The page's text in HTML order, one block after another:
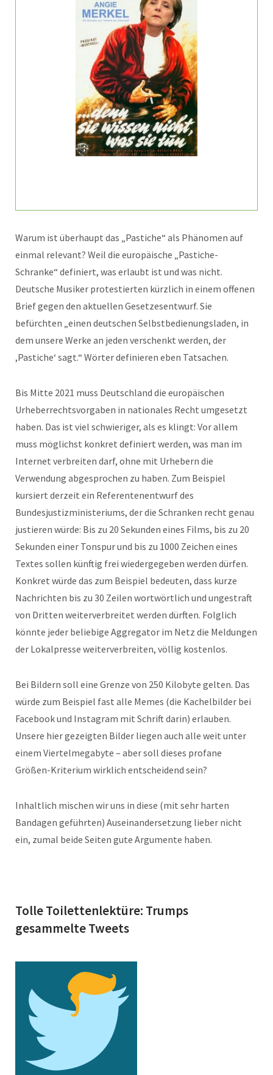
Warum ist überhaupt das „Pastiche“ als Phänomen auf
einmal relevant? Weil die europäische „Pastiche-
Schranke“ definiert, was erlaubt ist und was nicht.
Deutsche Musiker protestierten kürzlich in einem offenen
Brief gegen den aktuellen Gesetzesentwurf. Sie
befürchten „einen deutschen Selbstbedienungsladen, in
dem unsere Werke an jeden verschenkt werden, der
,Pastiche‘ sagt.“ Wörter definieren eben Tatsachen.
Bis Mitte 2021 muss Deutschland die europäischen
Urheberrechtsvorgaben in nationales Recht umgesetzt
haben. Das ist viel schwieriger, als es klingt: Vor allem
muss möglichst konkret definiert werden, was man im
Internet verbreiten darf, ohne mit Urhebern die
Verwendung abgesprochen zu haben. Zum Beispiel
kursiert derzeit ein Referentenentwurf des
Bundesjustizministeriums, der die Schranken recht genau
justieren würde: Bis zu 20 Sekunden eines Films, bis zu 20
Sekunden einer Tonspur und bis zu 1000 Zeichen eines
Textes sollen künftig frei wiedergegeben werden dürfen.
Konkret würde das zum Beispiel bedeuten, dass kurze
Nachrichten bis zu 30 Zeilen wortwörtlich und ungestraft
von Dritten weiterverbreitet werden dürften. Folglich
könnte jeder beliebige Aggregator im Netz die Meldungen
der Lokalpresse weiterverbreiten, völlig kostenlos.
Bei Bildern soll eine Grenze von 250 Kilobyte gelten. Das
würde zum Beispiel fast alle Memes (die Kachelbilder bei
Facebook und Instagram mit Schrift darin) erlauben.
Unsere hier gezeigten Bilder liegen auch alle weit unter
einem Viertelmegabyte – aber soll dieses profane
Größen-Kriterium wirklich entscheidend sein?
Inhaltlich mischen wir uns in diese (mit sehr harten
Bandagen geführten) Auseinandersetzung lieber nicht
ein, zumal beide Seiten gute Argumente haben.
Tolle Toilettenlektüre: Trumps
gesammelte Tweets